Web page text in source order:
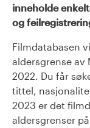
inneholde
og
Filmdatabasen
aldersgrense av
2022. Du får
tittel,
2023 er det
aldersgrenser